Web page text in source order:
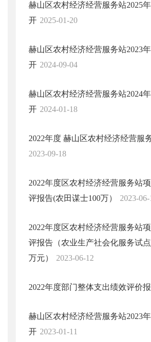
赫山区农村经济经营服务站2025
开 2025-01-20
赫山区农村经济经营服务站2023
开 2024-09-04
赫山区农村经济经营服务站2024
开 2024-01-18
2022年度 赫山区农村经济经营服
2023-09-18
2022年度区农村经济经营服务站
评报告(农田谋士100万）
2023-06-
2022年度区农村经济经营服务站
评报告（农业生产社会化服务试
万元）
2023-06-12
2022年度部门整体支出绩效评价
赫山区农村经济经营服务站2023
开 2023-01-11